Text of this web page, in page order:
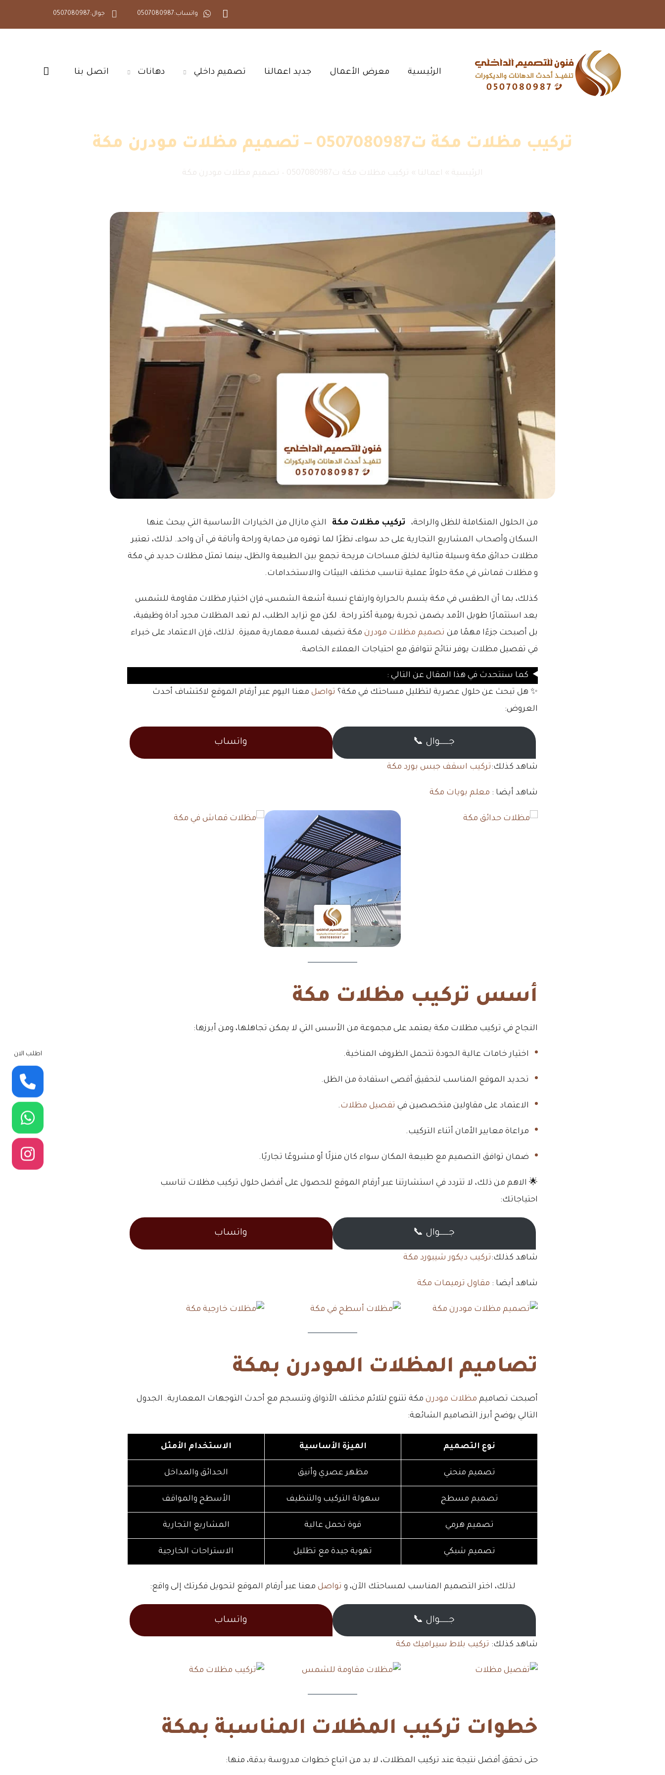
واتساب:0507080987 جوال:0507080987
الرئيسية‎ معرض الأعمال‎ جديد اعمالنا‎ تصميم داخلي‎ دهانات‎ اتصل بنا‎
تركيب مظلات مكة ت0507080987 – تصميم مظلات مودرن مكة
الرئيسية » اعمالنا » تركيب مظلات مكة ت0507080987 – تصميم مظلات مودرن مكة
من الحلول المتكاملة للظل والراحة، تركيب مظلات مكة
الذي مازال من الخيارات الأساسية التي يبحث عنها
السكان وأصحاب المشاريع التجارية على حد سواء، نظرًا لما توفره من حماية وراحة وأناقة في آن واحد. لذلك، تعتبر
مظلات حدائق مكة وسيلة مثالية لخلق مساحات مريحة تجمع بين الطبيعة والظل، بينما تمثل مظلات حديد في مكة
و مظلات قماش في مكة حلولاً عملية تناسب مختلف البيئات والاستخدامات.
كذلك، بما أن الطقس في مكة يتسم بالحرارة وارتفاع نسبة أشعة الشمس، فإن اختيار مظلات مقاومة للشمس
يعد استثمارًا طويل الأمد يضمن تجربة يومية أكثر راحة. لكن مع تزايد الطلب، لم تعد المظلات مجرد أداة وظيفية،
بل أصبحت جزءًا مهمًا من تصميم مظلات مودرن مكة تضيف لمسة معمارية مميزة. لذلك، فإن الاعتماد على خبراء
في تفصيل مظلات يوفر نتائج تتوافق مع احتياجات العملاء الخاصة.
كما سنتحدث في هذا المقال عن التالي :
✨ هل تبحث عن حلول عصرية لتظليل مساحتك في مكة؟ تواصل معنا اليوم عبر أرقام الموقع لاكتشاف أحدث
العروض:
جــــــوال 📞 واتساب
شاهد كذلك:تركيب اسقف جبس بورد مكة
شاهد أيضا : معلم بويات مكة
أسس تركيب مظلات مكة
النجاح في تركيب مظلات مكة يعتمد على مجموعة من الأسس التي لا يمكن تجاهلها، ومن أبرزها:
اختيار خامات عالية الجودة تتحمل الظروف المناخية.
تحديد الموقع المناسب لتحقيق أقصى استفادة من الظل.
الاعتماد على مقاولين متخصصين في تفصيل مظلات.
مراعاة معايير الأمان أثناء التركيب.
ضمان توافق التصميم مع طبيعة المكان سواء كان منزلًا أو مشروعًا تجاريًا.
🌟 الاهم من ذلك، لا تتردد في استشارتنا عبر أرقام الموقع للحصول على أفضل حلول تركيب مظلات تناسب
احتياجاتك:
جــــــوال 📞 واتساب
شاهد كذلك:تركيب ديكور شيبورد مكة
شاهد أيضا : مقاول ترميمات مكة
تصاميم المظلات المودرن بمكة
أصبحت تصاميم مظلات مودرن مكة تتنوع لتلائم مختلف الأذواق وتنسجم مع أحدث التوجهات المعمارية. الجدول
التالي يوضح أبرز التصاميم الشائعة:
نوع التصميم الميزة الأساسية الاستخدام الأمثل
تصميم منحني مظهر عصري وأنيق الحدائق والمداخل
تصميم مسطح سهولة التركيب والتنظيف الأسطح والمواقف
تصميم هرمي قوة تحمل عالية المشاريع التجارية
تصميم شبكي تهوية جيدة مع تظليل الاستراحات الخارجية
لذلك، اختر التصميم المناسب لمساحتك الآن، و تواصل معنا عبر أرقام الموقع لتحويل فكرتك إلى واقع:
جــــــوال 📞 واتساب
شاهد كذلك: تركيب بلاط سيراميك مكة
خطوات تركيب المظلات المناسبة بمكة
حتى تحقق أفضل نتيجة عند تركيب المظلات، لا بد من اتباع خطوات مدروسة بدقة، منها:
اطلب الان